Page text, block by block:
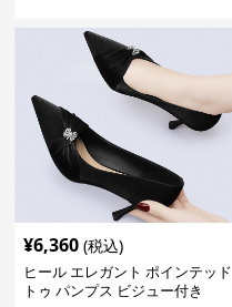
¥6,360 (税込)
ヒール エレガント ポインテッド
トゥ パンプス ビジュー付き